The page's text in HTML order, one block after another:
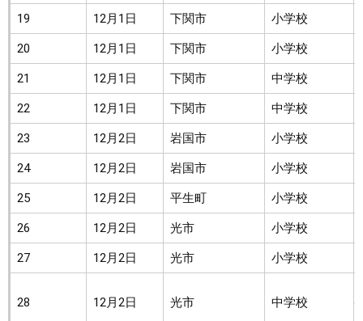
19 12月1日 下関市 小学校
20 12月1日 下関市 小学校
21 12月1日 下関市 中学校
22 12月1日 下関市 中学校
23 12月2日 岩国市 小学校
24 12月2日 岩国市 小学校
25 12月2日 平生町 小学校
26 12月2日 光市 小学校
27 12月2日 光市 小学校
28 12月2日 光市 中学校